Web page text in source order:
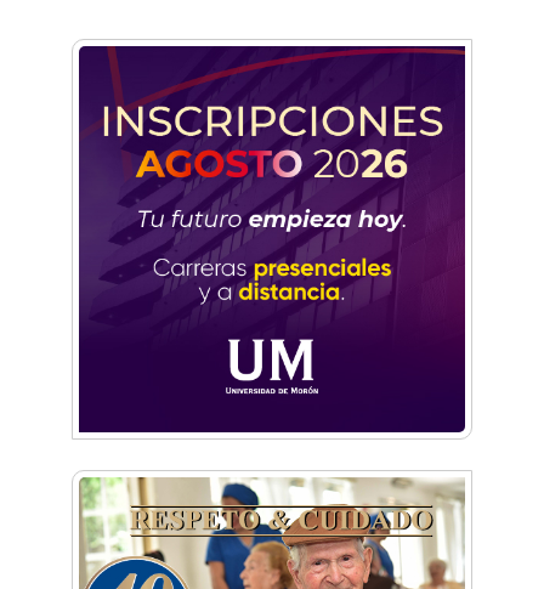
El médico de guardia, por Sandra Silvina Serra
Pedaleando la vida, por Haydée Piteo
Un gaucho judio, por Graciela Sáez
Castelar Narco: conocé la nueva novela de
Blanco y negro, de Juan Carlos Piñeyro
Feliz como un niño, por Luis Sánchez
Berazategui